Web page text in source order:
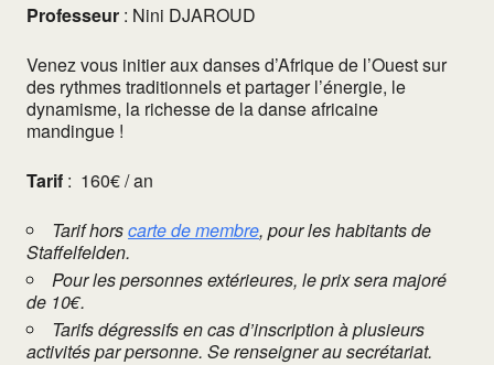
Professeur : Nini DJAROUD
Venez vous initier aux danses d’Afrique de l’Ouest sur
des rythmes traditionnels et partager l’énergie, le
dynamisme, la richesse de la danse africaine
mandingue !
Tarif : 160€ / an
Tarif horscarte de membre, pour les habitants de
Staffelfelden.
Pour les personnes extérieures, le prix sera majoré
de 10€.
Tarifs dégressifs en cas d’inscription à plusieurs
activités par personne. Se renseigner au secrétariat.